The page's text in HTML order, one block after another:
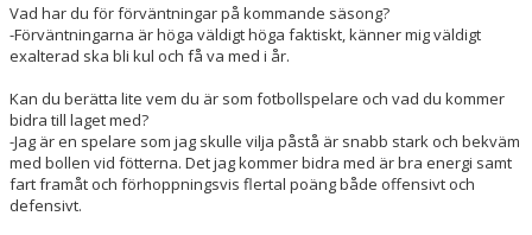
Vad har du för förväntningar på kommande säsong?
-Förväntningarna är höga väldigt höga faktiskt, känner mig väldigt
exalterad ska bli kul och få va med i år.
Kan du berätta lite vem du är som fotbollspelare och vad du kommer
bidra till laget med?
-Jag är en spelare som jag skulle vilja påstå är snabb stark och bekväm
med bollen vid fötterna. Det jag kommer bidra med är bra energi samt
fart framåt och förhoppningsvis flertal poäng både offensivt och
defensivt.